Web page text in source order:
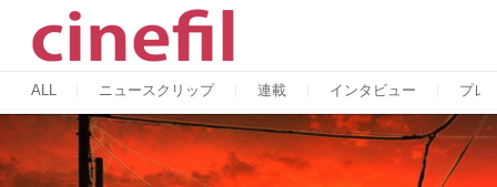
ALL ニュースクリップ 連載 インタビュー プレ